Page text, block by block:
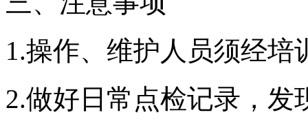
1.操作、维护人员须经培
2.做好日常点检记录，发